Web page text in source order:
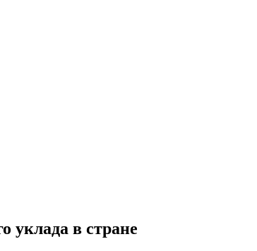
уклада в стране